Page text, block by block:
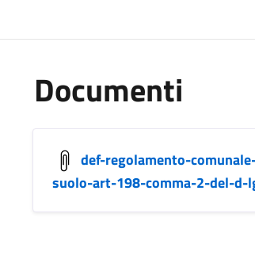
Documenti
def-regolamento-
suolo-art-198-comma-2-del-d-